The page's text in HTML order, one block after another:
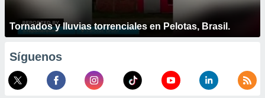
Tornados y lluvias torrenciales en Pelotas, Brasil.
Síguenos